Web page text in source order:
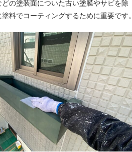
の塗装面についた古い塗膜やサビを除
料でコーティングするために重要です。